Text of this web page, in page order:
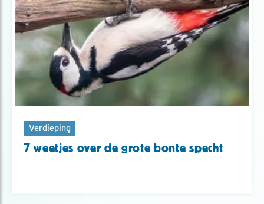
Verdieping
7 weetjes over de grote bonte specht